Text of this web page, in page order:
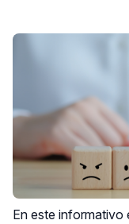
En este